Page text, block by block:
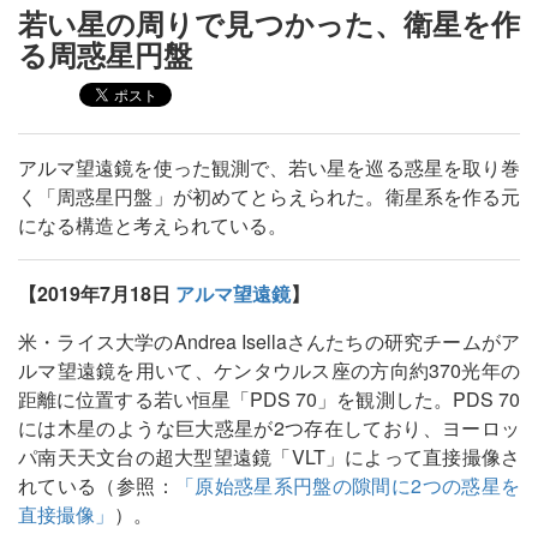
若い星の周りで見つかった、衛星を作
る周惑星円盤
アルマ望遠鏡を使った観測で、若い星を巡る惑星を取り巻
く「周惑星円盤」が初めてとらえられた。衛星系を作る元
になる構造と考えられている。
【2019年7月18日 アルマ望遠鏡】
米・ライス大学のAndrea Isellaさんたちの研究チームがア
ルマ望遠鏡を用いて、ケンタウルス座の方向約370光年の
距離に位置する若い恒星「PDS 70」を観測した。PDS 70
には木星のような巨大惑星が2つ存在しており、ヨーロッ
パ南天天文台の超大型望遠鏡「VLT」によって直接撮像さ
れている（参照：
「原始惑星系円盤の隙間に2つの惑星を
直接撮像」 ）。